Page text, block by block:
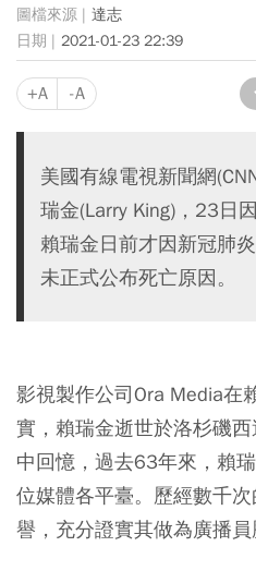
達志
2021-01-23 22:39
+A -A
美國有線電視新聞網
瑞金(Larry King)，23日
賴瑞金日前才因新冠肺
未正式公布死亡原因。
影視製作公司Ora Media在
實，賴瑞金逝世於洛杉磯
中回憶，過去63年來，賴
位媒體各平臺。歷經數千
譽，充分證實其做為廣播員